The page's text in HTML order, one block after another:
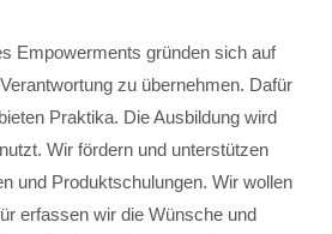
Empowerments gründen sich auf
zu übernehmen. Dafür
Praktika. Die Ausbildung wird
Wir fördern und unterstützen
und Produktschulungen. Wir wollen
erfassen wir die Wünsche und